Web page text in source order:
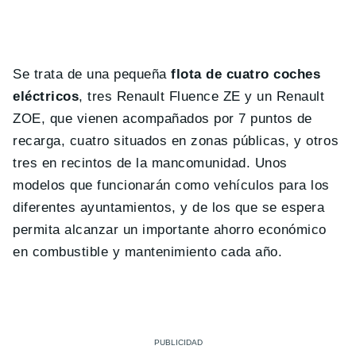
Se trata de una pequeñaflota de cuatro coches
eléctricos, tres Renault Fluence ZE y un Renault
ZOE, que vienen acompañados por 7 puntos de
recarga, cuatro situados en zonas públicas, y otros
tres en recintos de la mancomunidad. Unos
modelos que funcionarán como vehículos para los
diferentes ayuntamientos, y de los que se espera
permita alcanzar un importante ahorro económico
en combustible y mantenimiento cada año.